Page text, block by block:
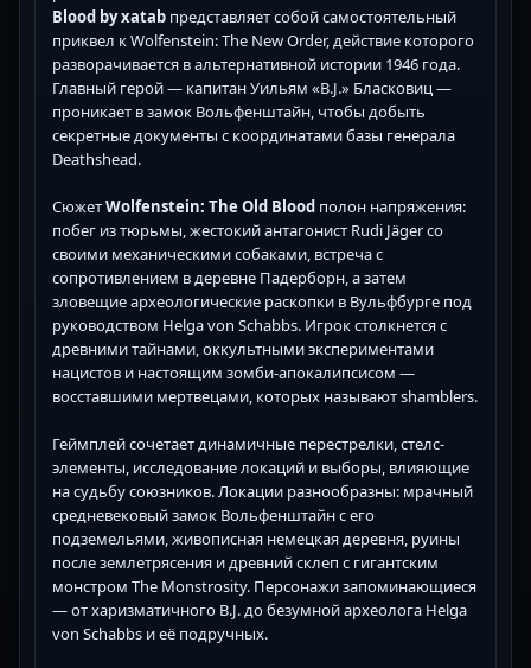
Blood by xatab представляет собой самостоятельный
приквел к Wolfenstein: The New Order, действие которого
разворачивается в альтернативной истории 1946 года.
Главный герой — капитан Уильям «B.J.» Бласковиц —
проникает в замок Вольфенштайн, чтобы добыть
секретные документы с координатами базы генерала
Deathshead.
СюжетWolfenstein: The Old Blood полон напряжения:
побег из тюрьмы, жестокий антагонист Rudi Jäger со
своими механическими собаками, встреча с
сопротивлением в деревне Падерборн, а затем
зловещие археологические раскопки в Вульфбурге под
руководством Helga von Schabbs. Игрок столкнется с
древними тайнами, оккультными экспериментами
нацистов и настоящим зомби-апокалипсисом —
восставшими мертвецами, которых называют shamblers.
Геймплей сочетает динамичные перестрелки, стелс-
элементы, исследование локаций и выборы, влияющие
на судьбу союзников. Локации разнообразны: мрачный
средневековый замок Вольфенштайн с его
подземельями, живописная немецкая деревня, руины
после землетрясения и древний склеп с гигантским
монстром The Monstrosity. Персонажи запоминающиеся
— от харизматичного B.J. до безумной археолога Helga
von Schabbs и её подручных.